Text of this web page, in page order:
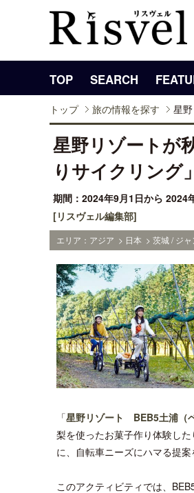
TOP SEARCH
トップ 旅の情報を探す 星
星野リゾートが
りサイクリング
期間：2024年9月1日から 2024
[リスヴェル編集部]
エリア：アジア > 日本 > 茨城 / ジ
「星野リゾート BEB5土浦（
梨を使ったお菓子作り体験し
に、自転車ニーズにハマる提
このアクティビティでは、